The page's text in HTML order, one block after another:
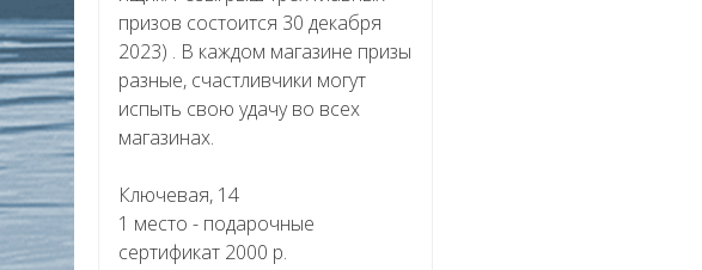
призов состоится 30 декабря
2023) . В каждом магазине призы
разные, счастливчики могут
испыть свою удачу во всех
магазинах.
Ключевая, 14
1 место - подарочные
сертификат 2000 р.